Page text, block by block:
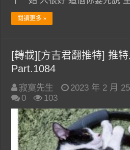
閱讀更多 »
[轉載][方吉君翻推特] 推
Part.1084
寂寞先生 2023 年 2 月
0
103